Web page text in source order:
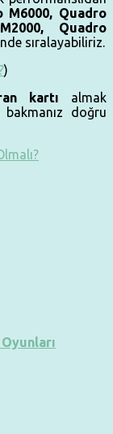
M6000, Quadro
Quadro
sıralayabiliriz.
)
kartı almak
doğru